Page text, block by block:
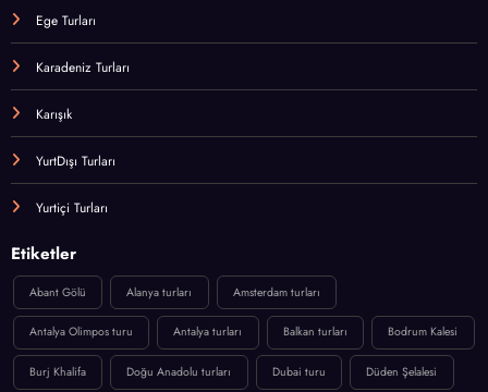
Ege Turları
Karadeniz Turları
Karışık
YurtDışı Turları
Yurtiçi Turları
Etiketler
Abant Gölü Alanya turları Amsterdam turları
Antalya Olimpos turu Antalya turları Balkan turları Bodrum Kalesi
Burj Khalifa Doğu Anadolu turları Dubai turu Düden Şelalesi